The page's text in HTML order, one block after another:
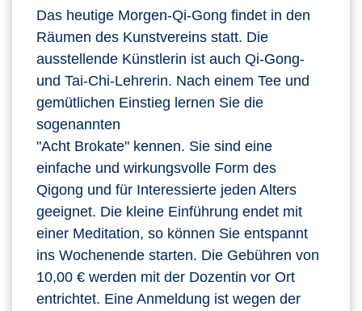
Das heutige Morgen-Qi-Gong findet in den
Räumen des Kunstvereins statt. Die
ausstellende Künstlerin ist auch Qi-Gong-
und Tai-Chi-Lehrerin. Nach einem Tee und
gemütlichen Einstieg lernen Sie die
sogenannten
"Acht Brokate" kennen. Sie sind eine
einfache und wirkungsvolle Form des
Qigong und für Interessierte jeden Alters
geeignet. Die kleine Einführung endet mit
einer Meditation, so können Sie entspannt
ins Wochenende starten. Die Gebühren von
10,00 € werden mit der Dozentin vor Ort
entrichtet. Eine Anmeldung ist wegen der